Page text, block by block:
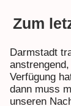
Zum
Darmstadt
Verfügung
dann muss
unseren